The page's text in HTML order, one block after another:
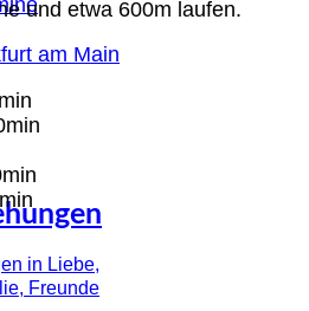
in Liebe,
Freunde
und etwa 600m laufen.
am Main